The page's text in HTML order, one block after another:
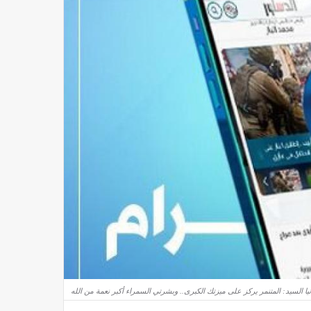
السيد: المتنمر يركز على ميزتك الكبرى.. وبشرتي السمراء أكبر نعمة من الله